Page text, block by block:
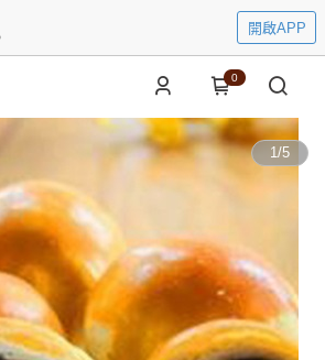
開啟APP
0
1/5